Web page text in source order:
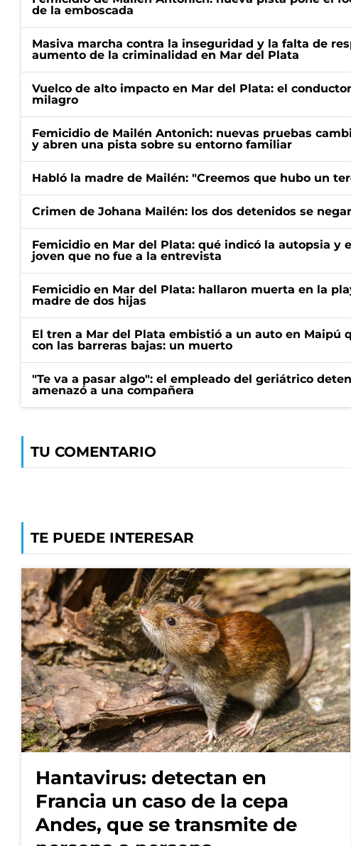
de la emboscada
Masiva marcha contra la inseguridad y la falta de
aumento de la criminalidad en Mar del Plata
Vuelco de alto impacto en Mar del Plata: el
milagro
Femicidio de Mailén Antonich: nuevas pruebas
y abren una pista sobre su entorno familiar
Habló la madre de Mailén: "Creemos que hubo un
Crimen de Johana Mailén: los dos detenidos se
Femicidio en Mar del Plata: qué indicó la autopsia y
joven que no fue a la entrevista
Femicidio en Mar del Plata: hallaron muerta en la
madre de dos hijas
El tren a Mar del Plata embistió a un auto en Maipú
con las barreras bajas: un muerto
"Te va a pasar algo": el empleado del geriátrico
amenazó a una compañera
TU COMENTARIO
TE PUEDE INTERESAR
Hantavirus: detectan en
Francia un caso de la cepa
Andes, que se transmite de